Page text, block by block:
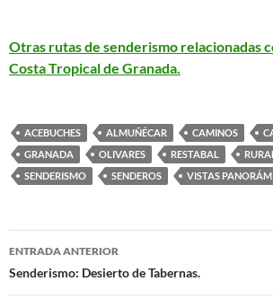
Otras rutas de senderismo relacionadas
Costa Tropical de Granada.
ACEBUCHES ALMUÑÉCAR CAMINOS
GRANADA
OLIVARES RESTABAL
SENDERISMO
SENDEROS VISTAS
Navegación
ENTRADA ANTERIOR
Senderismo: Desierto de Tabernas.